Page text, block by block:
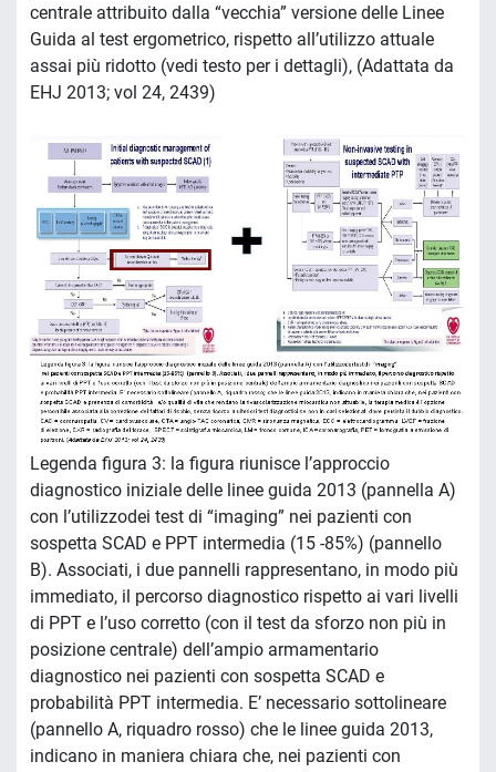
centrale attribuito dalla “vecchia” versione delle Linee
Guida al test ergometrico, rispetto all’utilizzo attuale
assai più ridotto (vedi testo per i dettagli), (Adattata da
EHJ 2013; vol 24, 2439)
Legenda figura 3: la figura riunisce l’approccio
diagnostico iniziale delle linee guida 2013 (pannella A)
con l’utilizzodei test di “imaging” nei pazienti con
sospetta SCAD e PPT intermedia (15 -85%) (pannello
B). Associati, i due pannelli rappresentano, in modo più
immediato, il percorso diagnostico rispetto ai vari livelli
di PPT e l’uso corretto (con il test da sforzo non più in
posizione centrale) dell’ampio armamentario
diagnostico nei pazienti con sospetta SCAD e
probabilità PPT intermedia. E’ necessario sottolineare
(pannello A, riquadro rosso) che le linee guida 2013,
indicano in maniera chiara che, nei pazienti con